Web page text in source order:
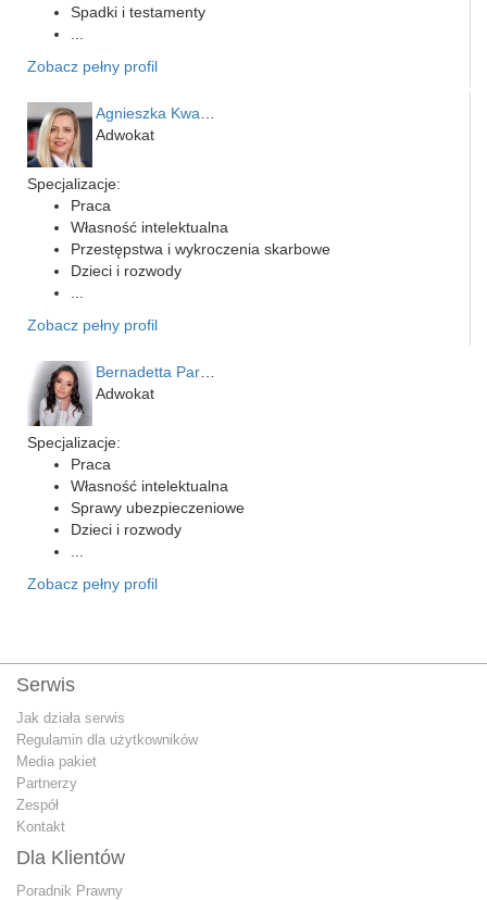
Spadki i testamenty
Zobacz pełny profil
Adwokat
Specjalizacje:
Praca
Własność intelektualna
Przestępstwa i wykroczenia skarbowe
Dzieci i rozwody
Zobacz pełny profil
Adwokat
Specjalizacje:
Praca
Własność intelektualna
Sprawy ubezpieczeniowe
Dzieci i rozwody
Zobacz pełny profil
Serwis
Jak działa serwis
Regulamin dla użytkowników
Media pakiet
Partnerzy
Zespół
Kontakt
Dla Klientów
Poradnik Prawny